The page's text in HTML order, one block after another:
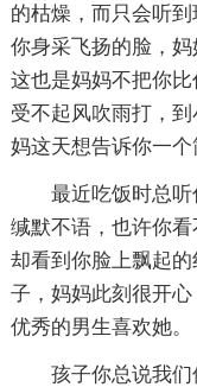
的枯燥，而只会听
你身采飞扬的脸，妈
这也是妈妈不把你
受不起风吹雨打，
妈这天想告诉你一个
最近吃饭时总
缄默不语，也许你
却看到你脸上飘起
子，妈妈此刻很开
优秀的男生喜欢她。
孩子你总说我